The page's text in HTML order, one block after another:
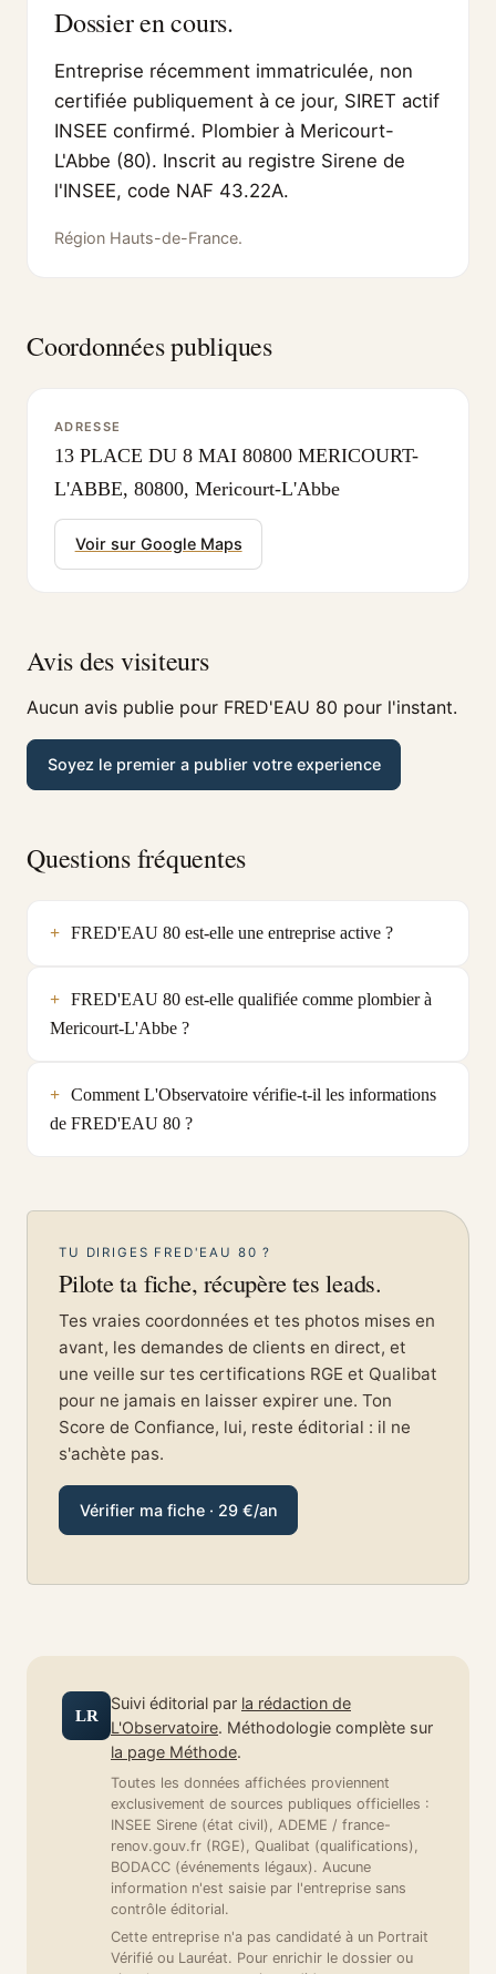
Dossier en cours.
Entreprise récemment immatriculée, non
certifiée publiquement à ce jour, SIRET actif
INSEE confirmé. Plombier à Mericourt-
L'Abbe (80). Inscrit au registre Sirene de
l'INSEE, code NAF 43.22A.
Région Hauts-de-France.
Coordonnées publiques
ADRESSE
13 PLACE DU 8 MAI 80800 MERICOURT-
L'ABBE, 80800, Mericourt-L'Abbe
Voir sur Google Maps
Avis des visiteurs
Aucun avis publie pour FRED'EAU 80 pour l'instant.
Soyez le premier a publier votre experience
Questions fréquentes
FRED'EAU 80 est-elle une entreprise active ?
FRED'EAU 80 est-elle qualifiée comme plombier à
Mericourt-L'Abbe ?
Comment L'Observatoire vérifie-t-il les informations
de FRED'EAU 80 ?
TU DIRIGES FRED'EAU 80 ?
Pilote ta fiche, récupère tes leads.
Tes vraies coordonnées et tes photos mises en
avant, les demandes de clients en direct, et
une veille sur tes certifications RGE et Qualibat
pour ne jamais en laisser expirer une. Ton
Score de Confiance, lui, reste éditorial : il ne
s'achète pas.
Vérifier ma fiche · 29 €/an
LR
Suivi éditorial par la rédaction de
L'Observatoire. Méthodologie complète sur
la page Méthode.
Toutes les données affichées proviennent
exclusivement de sources publiques officielles :
INSEE Sirene (état civil), ADEME / france-
renov.gouv.fr (RGE), Qualibat (qualifications),
BODACC (événements légaux). Aucune
information n'est saisie par l'entreprise sans
contrôle éditorial.
Cette entreprise n'a pas candidaté à un Portrait
Vérifié ou Lauréat. Pour enrichir le dossier ou